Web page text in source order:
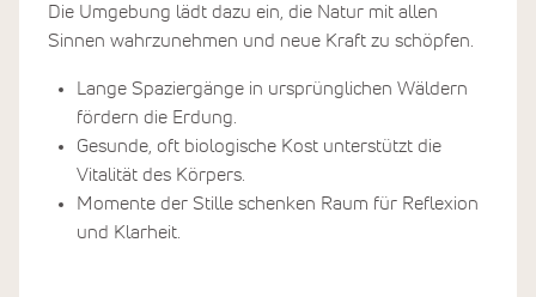
Die Umgebung lädt dazu ein, die Natur mit allen
Sinnen wahrzunehmen und neue Kraft zu schöpfen.
Lange Spaziergänge in ursprünglichen Wäldern
fördern die Erdung.
Gesunde, oft biologische Kost unterstützt die
Vitalität des Körpers.
Momente der Stille schenken Raum für Reflexion
und Klarheit.